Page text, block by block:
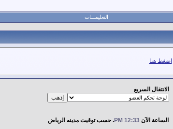
التعليمـــات
اضغط هنا
الانتقال السريع
الساعة الآن 12:33 PM . حسب توقيت مدينه الرياض